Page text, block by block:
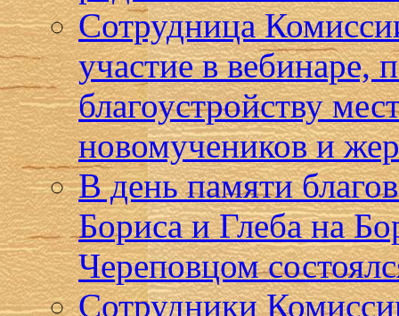
Сотрудница
участие в
благоустройству
новомучеников и
В день памяти
Бориса и Глеба на
Череповцом
Сотрудники